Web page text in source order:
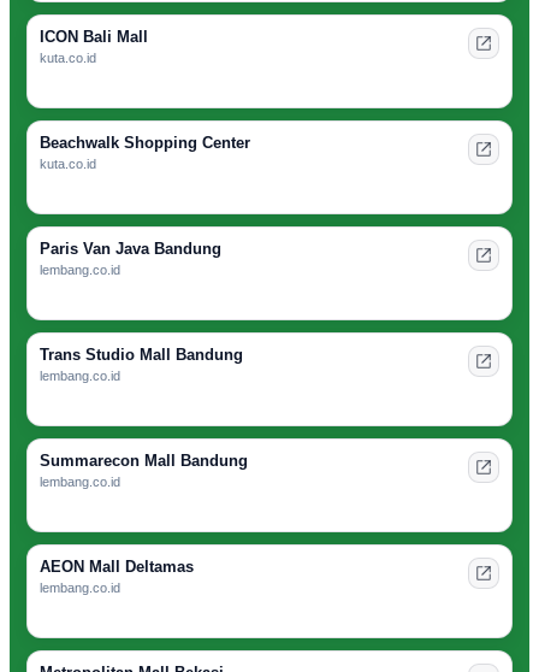
ICON Bali Mall
kuta.co.id
Beachwalk Shopping Center
kuta.co.id
Paris Van Java Bandung
lembang.co.id
Trans Studio Mall Bandung
lembang.co.id
Summarecon Mall Bandung
lembang.co.id
AEON Mall Deltamas
lembang.co.id